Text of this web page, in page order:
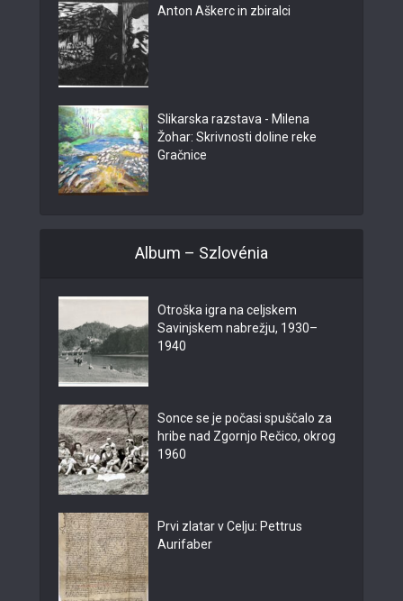
Anton Aškerc in zbiralci
Slikarska razstava - Milena
Žohar: Skrivnosti doline reke
Gračnice
Album – Szlovénia
Otroška igra na celjskem
Savinjskem nabrežju, 1930–
1940
Sonce se je počasi spuščalo za
hribe nad Zgornjo Rečico, okrog
1960
Prvi zlatar v Celju: Pettrus
Aurifaber